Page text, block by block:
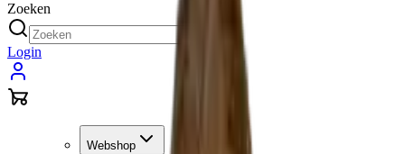
Zoeken
Login
Webshop